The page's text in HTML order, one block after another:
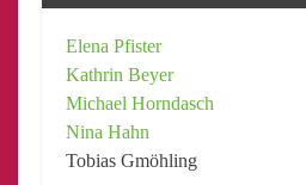
Elena Pfister
Kathrin Beyer
Michael Horndasch
Nina Hahn
Tobias Gmöhling